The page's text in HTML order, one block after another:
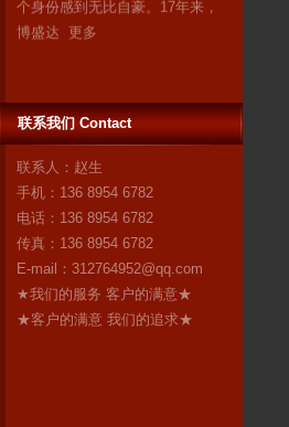
联系我们 Contact
联系人：赵生
手机：136 8954 6782
电话：136 8954 6782
传真：136 8954 6782
E-mail： 312764952@qq.com
★我们的服务 客户的满意★
★客户的满意 我们的追求★